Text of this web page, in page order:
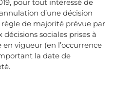
pour tout intéressé de
d’une décision
de majorité prévue par
sociales prises à
vigueur (en l’occurrence
la date de